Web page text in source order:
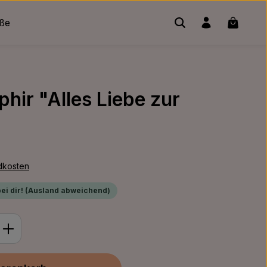
"Alles Liebe zur
dir! (Ausland abweichend)
den gewünschten Wert ein oder